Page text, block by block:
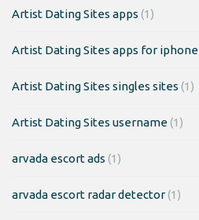
Artist Dating Sites apps (1)
Artist Dating Sites apps for iphone
Artist Dating Sites singles sites (1)
Artist Dating Sites username(1)
arvada escort ads (1)
arvada escort radar detector(1)